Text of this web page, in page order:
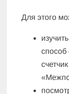
Для этого
способ